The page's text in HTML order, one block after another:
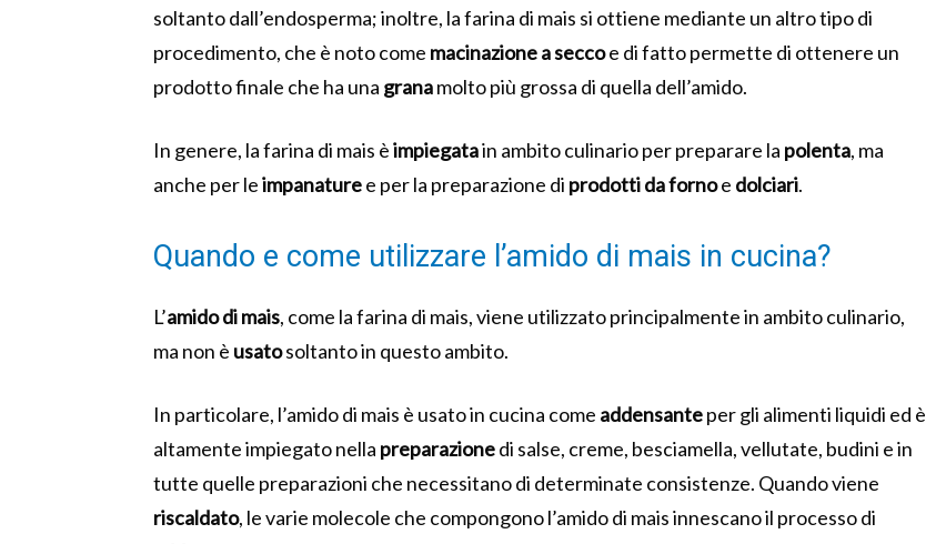
soltanto dall’endosperma; inoltre, la farina di mais si ottiene mediante un altro tipo di
procedimento, che è noto come macinazione a seccoe di fatto permette di ottenere un
prodotto finale che ha una granamolto più grossa di quella dell’amido.
In genere, la farina di mais èimpiegatain ambito culinario per preparare la polenta, ma
anche per leimpanaturee per la preparazione di prodotti da fornoe dolciari.
Quando e come utilizzare l’amido di mais in cucina?
L’amido di mais, come la farina di mais, viene utilizzato principalmente in ambito culinario,
ma non è usatosoltanto in questo ambito.
In particolare, l’amido di mais è usato in cucina come addensanteper gli alimenti liquidi ed è
altamente impiegato nella preparazionedi salse, creme, besciamella, vellutate, budini e in
tutte quelle preparazioni che necessitano di determinate consistenze. Quando viene
riscaldato, le varie molecole che compongono l’amido di mais innescano il processo di